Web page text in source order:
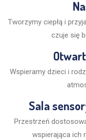
Tworzymy ciepłą i
czuje się
Wspieramy dzieci i
Sala
Przestrzeń
wspierająca ich